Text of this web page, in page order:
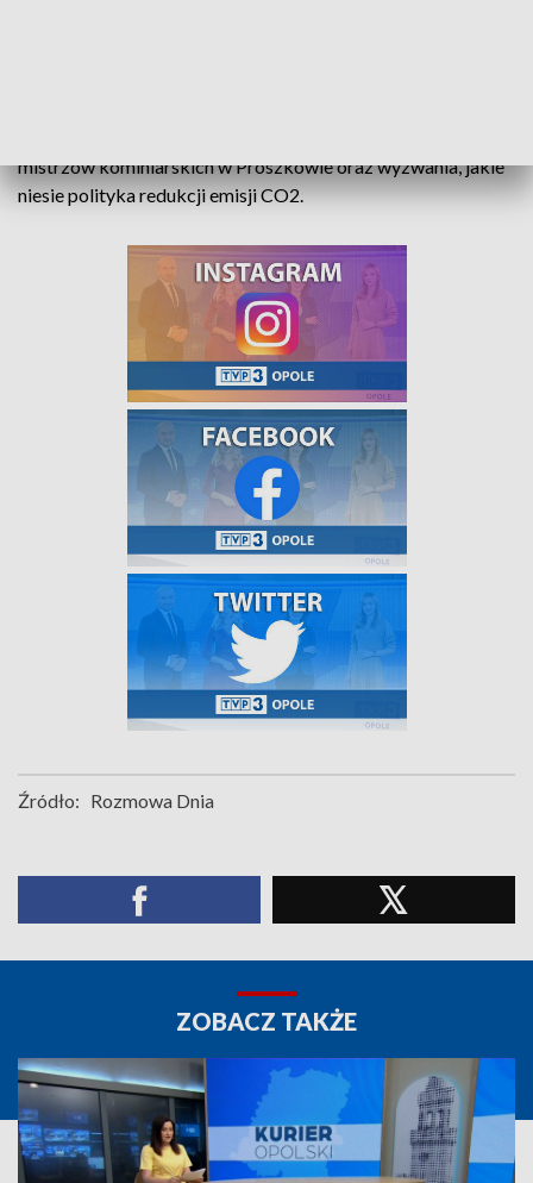
mistrzów kominiarskich w Prószkowie oraz wyzwania, jakie
niesie polityka redukcji emisji CO2.
Źródło: Rozmowa Dnia
ZOBACZ TAKŻE